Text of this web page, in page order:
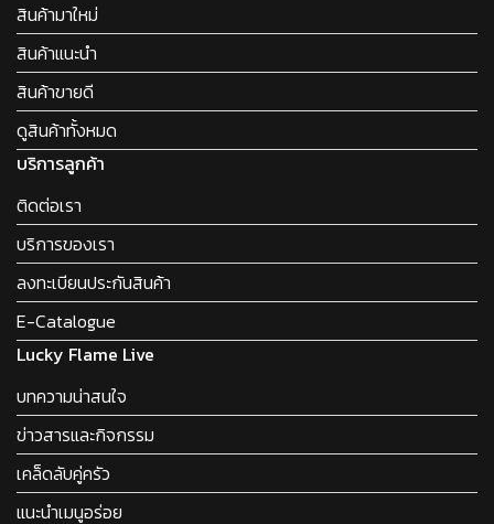
สินค้ามาใหม่
สินค้าแนะนำ
สินค้าขายดี
ดูสินค้าทั้งหมด
บริการลูกค้า
ติดต่อเรา
บริการของเรา
ลงทะเบียนประกันสินค้า
E-Catalogue
Lucky Flame Live
บทความน่าสนใจ
ข่าวสารและกิจกรรม
เคล็ดลับคู่ครัว
แนะนำเมนูอร่อย